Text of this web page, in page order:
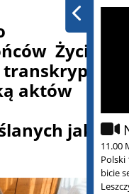
11.00
Polski
bicie
Życia
aktów
jako